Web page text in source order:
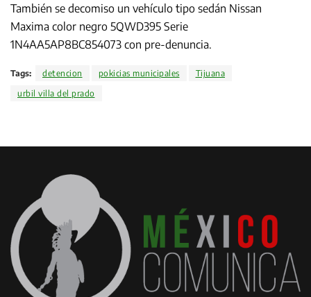
También se decomiso un vehículo tipo sedán Nissan
Maxima color negro 5QWD395 Serie
1N4AA5AP8BC854073 con pre-denuncia.
Tags: detencion pokicias municipales
Tijuana
urbil villa del prado